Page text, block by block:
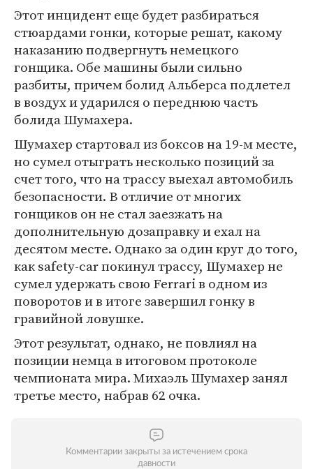
Этот инцидент еще будет разбираться
стюардами гонки, которые решат, какому
наказанию подвергнуть немецкого
гонщика. Обе машины были сильно
разбиты, причем болид Альберса подлетел
в воздух и ударился о переднюю часть
болида Шумахера.
Шумахер стартовал из боксов на 19-м месте,
но сумел отыграть несколько позиций за
счет того, что на трассу выехал автомобиль
безопасности. В отличие от многих
гонщиков он не стал заезжать на
дополнительную дозаправку и ехал на
десятом месте. Однако за один круг до того,
как safety-car покинул трассу, Шумахер не
сумел удержать свою Ferrari в одном из
поворотов и в итоге завершил гонку в
гравийной ловушке.
Этот результат, однако, не повлиял на
позиции немца в итоговом протоколе
чемпионата мира. Михаэль Шумахер занял
третье место, набрав 62 очка.
Комментарии закрыты за истечением срока
давности